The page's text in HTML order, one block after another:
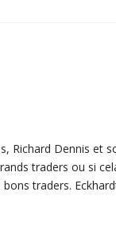
Richard Dennis et
traders ou si
traders.